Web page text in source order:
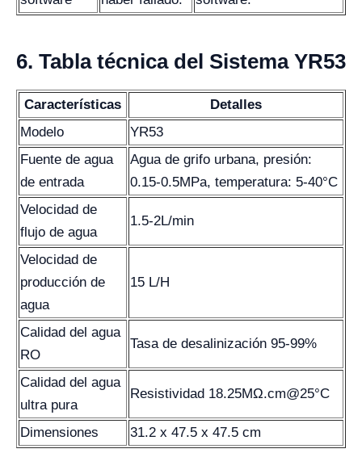
6. Tabla técnica del Sistema YR53
Características
Detalles
Modelo
YR53
Fuente de agua
de entrada
Agua de grifo urbana, presión:
0.15-0.5MPa, temperatura: 5-40°C
Velocidad de
flujo de agua
1.5-2L/min
Velocidad de
producción de
agua
15 L/H
Calidad del agua
RO
Tasa de desalinización 95-99%
Calidad del agua
ultra pura
Resistividad 18.25MΩ.cm@25°C
Dimensiones 31.2 x 47.5 x 47.5 cm